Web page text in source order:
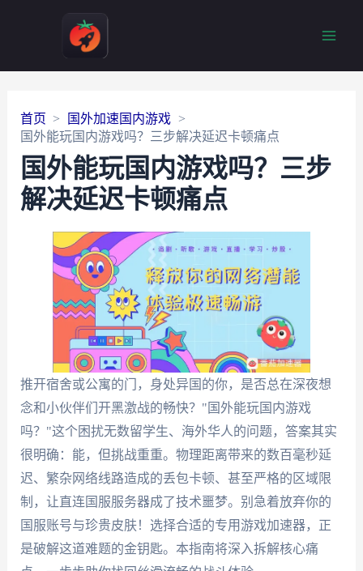
首页
国外加速国内游戏
国外能玩国内游戏吗？三步解决延迟卡顿痛点
国外能玩国内游戏吗？三步
解决延迟卡顿痛点
推开宿舍或公寓的门，身处异国的你，是否总在深夜想
念和小伙伴们开黑激战的畅快？"国外能玩国内游戏
吗？"这个困扰无数留学生、海外华人的问题，答案其实
很明确：能，但挑战重重。物理距离带来的数百毫秒延
迟、繁杂网络线路造成的丢包卡顿、甚至严格的区域限
制，让直连国服服务器成了技术噩梦。别急着放弃你的
国服账号与珍贵皮肤！选择合适的专用游戏加速器，正
是破解这道难题的金钥匙。本指南将深入拆解核心痛